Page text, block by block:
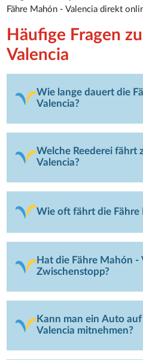
Fähre Mahón - Valencia direkt
Häufige Fragen
Valencia
Wie lange dauert die
Valencia?
Welche Reederei fährt
Valencia?
Wie oft fährt die Fähre
Hat die Fähre Mahón -
Zwischenstopp?
Kann man ein Auto
Valencia mitnehmen?